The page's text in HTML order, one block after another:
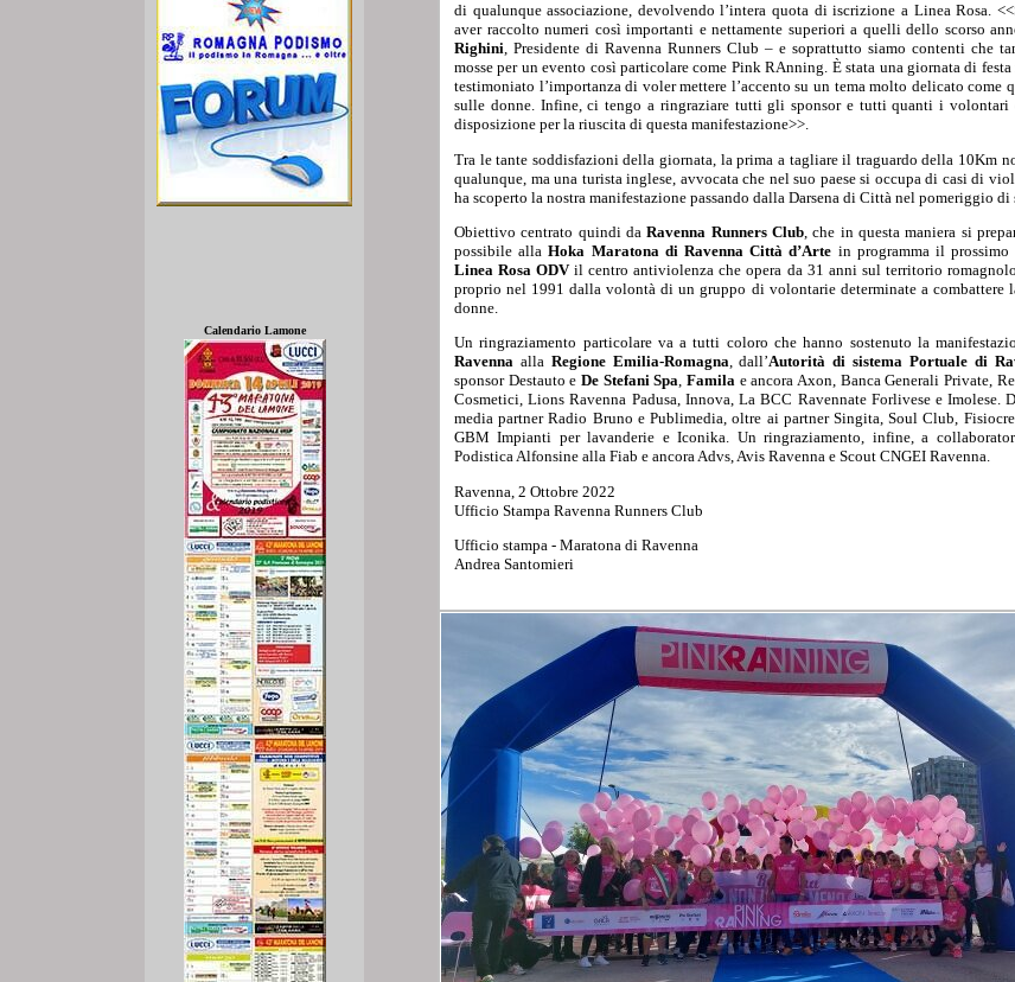
di qualunque associazione, devolvendo l’intera quota di iscrizione a Linea Rosa.
aver raccolto numeri così importanti e nettamente superiori a quelli dello scorso
Righini, Presidente di Ravenna Runners Club – e soprattutto siamo contenti che
mosse per un evento così particolare come Pink RAnning. È stata una giornata di
testimoniato l’importanza di voler mettere l’accento su un tema molto delicato come
sulle donne. Infine, ci tengo a ringraziare tutti gli sponsor e tutti quanti i volontari
disposizione per la riuscita di questa manifestazione>>.
Tra le tante soddisfazioni della giornata, la prima a tagliare il traguardo della 10Km
qualunque, ma una turista inglese, avvocata che nel suo paese si occupa di casi di
ha scoperto la nostra manifestazione passando dalla Darsena di Città nel pomeriggio di
Obiettivo centrato quindi daRavenna Runners Club , che in questa maniera si
possibile allaHoka Maratona di Ravenna Città d’Arte in programma il prossimo
Linea Rosa ODVil centro antiviolenza che opera da 31 anni sul territorio
proprio nel 1991 dalla volontà di un gruppo di volontarie determinate a combattere
donne.
Un ringraziamento particolare va a tutti coloro che hanno sostenuto la
Ravenna alla Regione Emilia-Romagna, dall’Autorità di sistema Portuale di
sponsor Destauto e De Stefani Spa,Famila e ancora Axon, Banca Generali Private,
Cosmetici, Lions Ravenna Padusa, Innova, La BCC Ravennate Forlivese e Imolese.
media partner Radio Bruno e Publimedia, oltre ai partner Singita, Soul Club,
GBM Impianti per lavanderie e Iconika. Un ringraziamento, infine, a
Podistica Alfonsine alla Fiab e ancora Advs, Avis Ravenna e Scout CNGEI Ravenna.
Ravenna, 2 Ottobre 2022
Ufficio Stampa Ravenna Runners Club
Ufficio stampa - Maratona di Ravenna
Andrea Santomieri
Calendario Lamone